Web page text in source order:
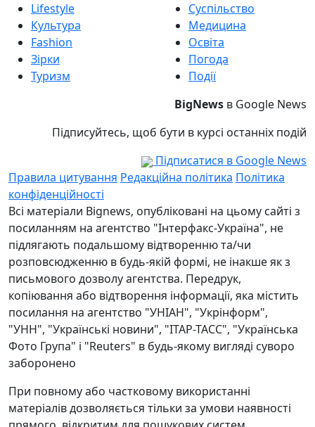
Lifestyle
Культура
Fashion
Зірки
Туризм
Суспільство
Медицина
Освіта
Погода
Події
BigNews в Google News
Підписуйтесь, щоб бути в курсі останніх подій
Підписатися в Google News
Правила цитування Редакційна політика Політика
конфіденційності
Всі матеріали Bignews, опубліковані на цьому сайті з
посиланням на агентство "Інтерфакс-Україна", не
підлягають подальшому відтворенню та/чи
розповсюдженню в будь-якій формі, не інакше як з
письмового дозволу агентства. Передрук,
копіювання або відтворення інформації, яка містить
посилання на агентство "УНІАН", "Укрінформ",
"УНН", "Українські новини", "ІТАР-ТАСС", "Українська
Фото Група" і "Reuters" в будь-якому вигляді суворо
заборонено
При повному або частковому використанні
матеріалів дозволяється тільки за умови наявності